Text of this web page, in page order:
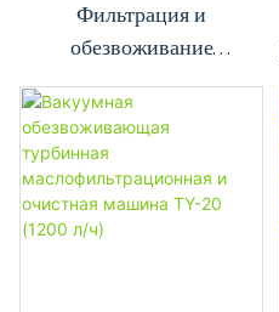
Фильтрация и
обезвоживание
гидравлического масла
производительностью
1200 л/ч с ПЛК и
полностью
автоматическим
интерфейсом HMI.